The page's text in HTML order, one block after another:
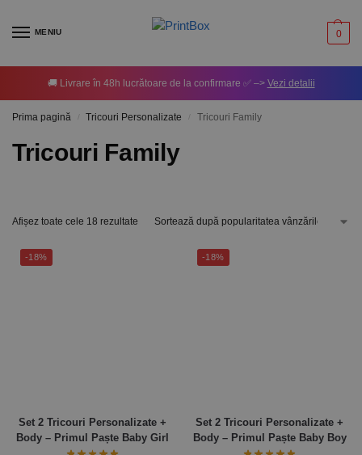
MENIU 0
🚚 Livrare în 48h lucrătoare de la confirmare ✅ –> Vezi detalii
Prima pagină / Tricouri Personalizate / Tricouri Family
Tricouri Family
Afișez toate cele 18 rezultate
-18%
Set 2 Tricouri Personalizate +
Body – Primul Paște Baby Girl
-18%
Set 2 Tricouri Personalizate +
Body – Primul Paște Baby Boy